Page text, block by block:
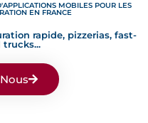
MOBILES POUR LES
EN FRANCE
rapide, pizzerias, fast-
trucks...